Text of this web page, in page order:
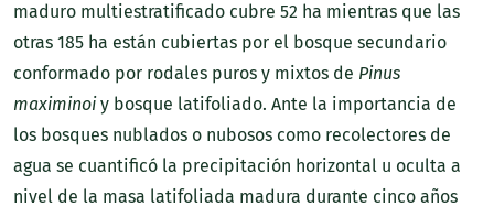
maduro multiestratificado cubre 52 ha mientras que las
otras 185 ha están cubiertas por el bosque secundario
conformado por rodales puros y mixtos de Pinus
maximinoiy bosque latifoliado. Ante la importancia de
los bosques nublados o nubosos como recolectores de
agua se cuantificó la precipitación horizontal u oculta a
nivel de la masa latifoliada madura durante cinco años